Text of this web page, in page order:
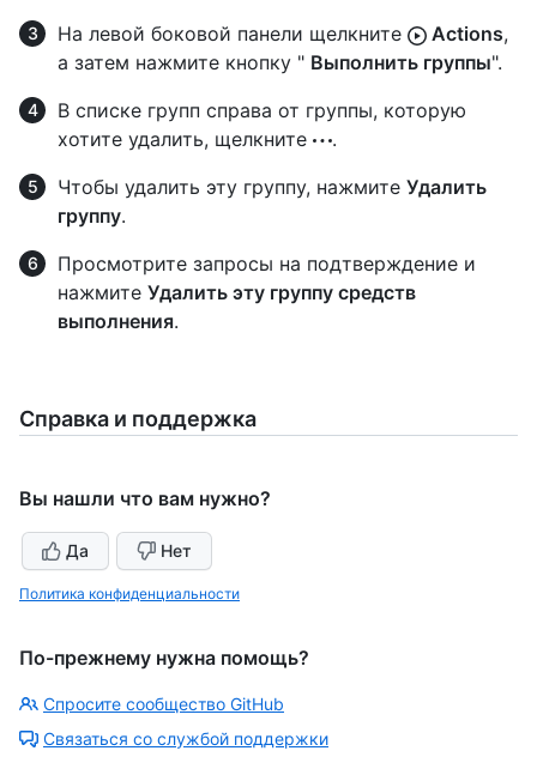
На левой боковой панели щелкните
Actions,
а затем нажмите кнопку " Выполнить группы".
В списке групп справа от группы, которую
хотите удалить, щелкните
.
Чтобы удалить эту группу, нажмите Удалить
группу.
Просмотрите запросы на подтверждение и
нажмите Удалить эту группу средств
выполнения.
Справка и поддержка
Вы нашли что вам нужно?
Да Нет
Политика конфиденциальности
По-прежнему нужна помощь?
Спросите сообщество GitHub
Связаться со службой поддержки